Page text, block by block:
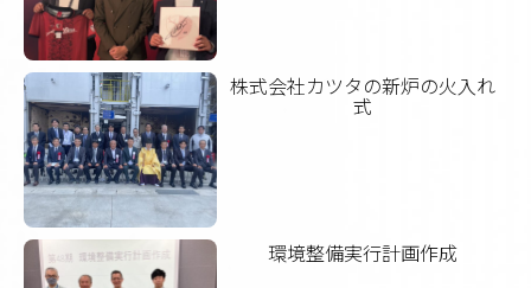
株式会社カツタの新炉の火入れ
式
環境整備実行計画作成